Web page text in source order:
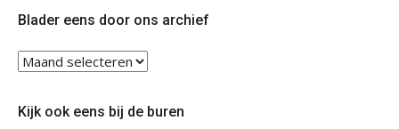
Blader eens door ons archief
Blader
ons
Kijk ook eens bij de buren